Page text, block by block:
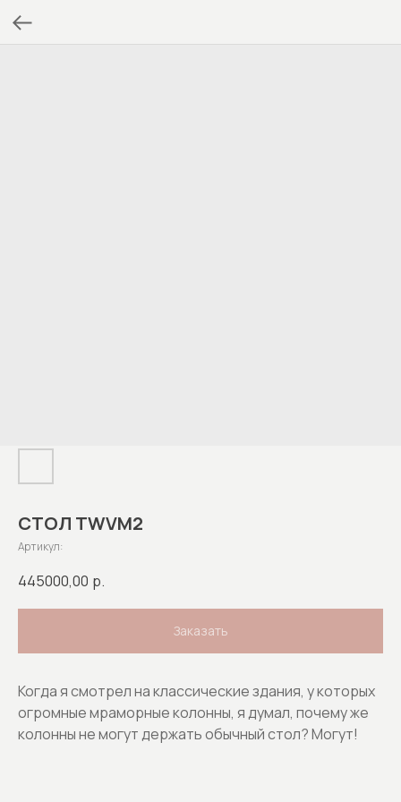
СТОЛ TWVM2
Артикул:
445000,00 р.
Заказать
Когда я смотрел на классические здания, у которых
огромные мраморные колонны, я думал, почему же
колонны не могут держать обычный стол? Могут!